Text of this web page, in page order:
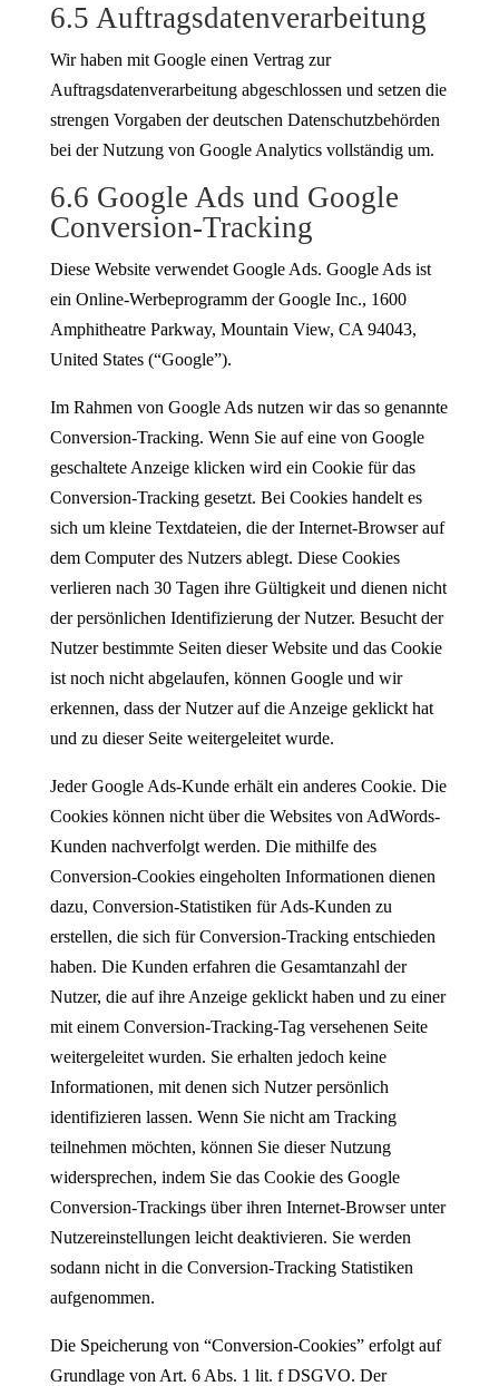
6.5 Auftragsdatenverarbeitung
Wir haben mit Google einen Vertrag zur
Auftragsdatenverarbeitung abgeschlossen und setzen die
strengen Vorgaben der deutschen Datenschutzbehörden
bei der Nutzung von Google Analytics vollständig um.
6.6 Google Ads und Google
Conversion-Tracking
Diese Website verwendet Google Ads. Google Ads ist
ein Online-Werbeprogramm der Google Inc., 1600
Amphitheatre Parkway, Mountain View, CA 94043,
United States (“Google”).
Im Rahmen von Google Ads nutzen wir das so genannte
Conversion-Tracking. Wenn Sie auf eine von Google
geschaltete Anzeige klicken wird ein Cookie für das
Conversion-Tracking gesetzt. Bei Cookies handelt es
sich um kleine Textdateien, die der Internet-Browser auf
dem Computer des Nutzers ablegt. Diese Cookies
verlieren nach 30 Tagen ihre Gültigkeit und dienen nicht
der persönlichen Identifizierung der Nutzer. Besucht der
Nutzer bestimmte Seiten dieser Website und das Cookie
ist noch nicht abgelaufen, können Google und wir
erkennen, dass der Nutzer auf die Anzeige geklickt hat
und zu dieser Seite weitergeleitet wurde.
Jeder Google Ads-Kunde erhält ein anderes Cookie. Die
Cookies können nicht über die Websites von AdWords-
Kunden nachverfolgt werden. Die mithilfe des
Conversion-Cookies eingeholten Informationen dienen
dazu, Conversion-Statistiken für Ads-Kunden zu
erstellen, die sich für Conversion-Tracking entschieden
haben. Die Kunden erfahren die Gesamtanzahl der
Nutzer, die auf ihre Anzeige geklickt haben und zu einer
mit einem Conversion-Tracking-Tag versehenen Seite
weitergeleitet wurden. Sie erhalten jedoch keine
Informationen, mit denen sich Nutzer persönlich
identifizieren lassen. Wenn Sie nicht am Tracking
teilnehmen möchten, können Sie dieser Nutzung
widersprechen, indem Sie das Cookie des Google
Conversion-Trackings über ihren Internet-Browser unter
Nutzereinstellungen leicht deaktivieren. Sie werden
sodann nicht in die Conversion-Tracking Statistiken
aufgenommen.
Die Speicherung von “Conversion-Cookies” erfolgt auf
Grundlage von Art. 6 Abs. 1 lit. f DSGVO. Der